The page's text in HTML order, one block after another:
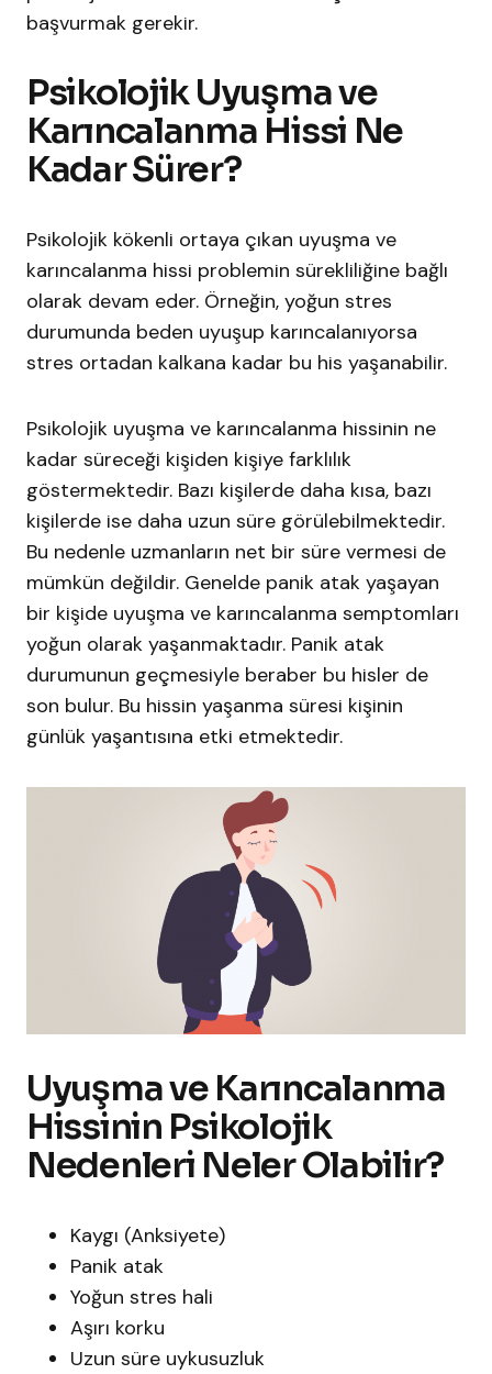
başvurmak gerekir.
Psikolojik Uyuşma ve
Karıncalanma Hissi Ne
Kadar Sürer?
Psikolojik kökenli ortaya çıkan uyuşma ve
karıncalanma hissi problemin sürekliliğine bağlı
olarak devam eder. Örneğin, yoğun stres
durumunda beden uyuşup karıncalanıyorsa
stres ortadan kalkana kadar bu his yaşanabilir.
Psikolojik uyuşma ve karıncalanma hissinin ne
kadar süreceği kişiden kişiye farklılık
göstermektedir. Bazı kişilerde daha kısa, bazı
kişilerde ise daha uzun süre görülebilmektedir.
Bu nedenle uzmanların net bir süre vermesi de
mümkün değildir. Genelde panik atak yaşayan
bir kişide uyuşma ve karıncalanma semptomları
yoğun olarak yaşanmaktadır. Panik atak
durumunun geçmesiyle beraber bu hisler de
son bulur. Bu hissin yaşanma süresi kişinin
günlük yaşantısına etki etmektedir.
Uyuşma ve Karıncalanma
Hissinin Psikolojik
Nedenleri Neler Olabilir?
Kaygı (Anksiyete)
Panik atak
Yoğun stres hali
Aşırı korku
Uzun süre uykusuzluk